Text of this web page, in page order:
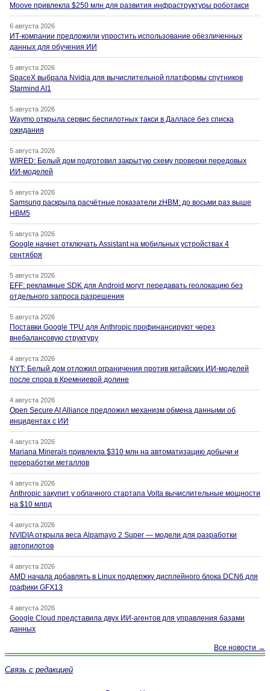
Moove привлекла $250 млн для развития инфраструктуры роботакси
6 августа 2026
ИТ-компании предложили упростить использование обезличенных
данных для обучения ИИ
5 августа 2026
SpaceX выбрала Nvidia для вычислительной платформы спутников
Starmind AI1
5 августа 2026
Waymo открыла сервис беспилотных такси в Далласе без списка
ожидания
5 августа 2026
WIRED: Белый дом подготовил закрытую схему проверки передовых
ИИ-моделей
5 августа 2026
Samsung раскрыла расчётные показатели zHBM: до восьми раз выше
HBM5
5 августа 2026
Google начнет отключать Assistant на мобильных устройствах 4
сентября
5 августа 2026
EFF: рекламные SDK для Android могут передавать геолокацию без
отдельного запроса разрешения
5 августа 2026
Поставки Google TPU для Anthropic профинансируют через
внебалансовую структуру
4 августа 2026
NYT: Белый дом отложил ограничения против китайских ИИ-моделей
после спора в Кремниевой долине
4 августа 2026
Open Secure AI Alliance предложил механизм обмена данными об
инцидентах с ИИ
4 августа 2026
Mariana Minerals привлекла $310 млн на автоматизацию добычи и
переработки металлов
4 августа 2026
Anthropic закупит у облачного стартапа Volta вычислительные мощности
на $10 млрд
4 августа 2026
NVIDIA открыла веса Alpamayo 2 Super — модели для разработки
автопилотов
4 августа 2026
AMD начала добавлять в Linux поддержку дисплейного блока DCN6 для
графики GFX13
4 августа 2026
Google Cloud представила двух ИИ-агентов для управления базами
данных
Все новости →
Связь с редакцией